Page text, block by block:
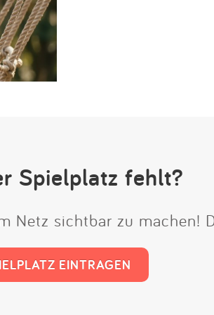
Spielplatz fehlt?
Netz sichtbar zu machen!
EINTRAGEN